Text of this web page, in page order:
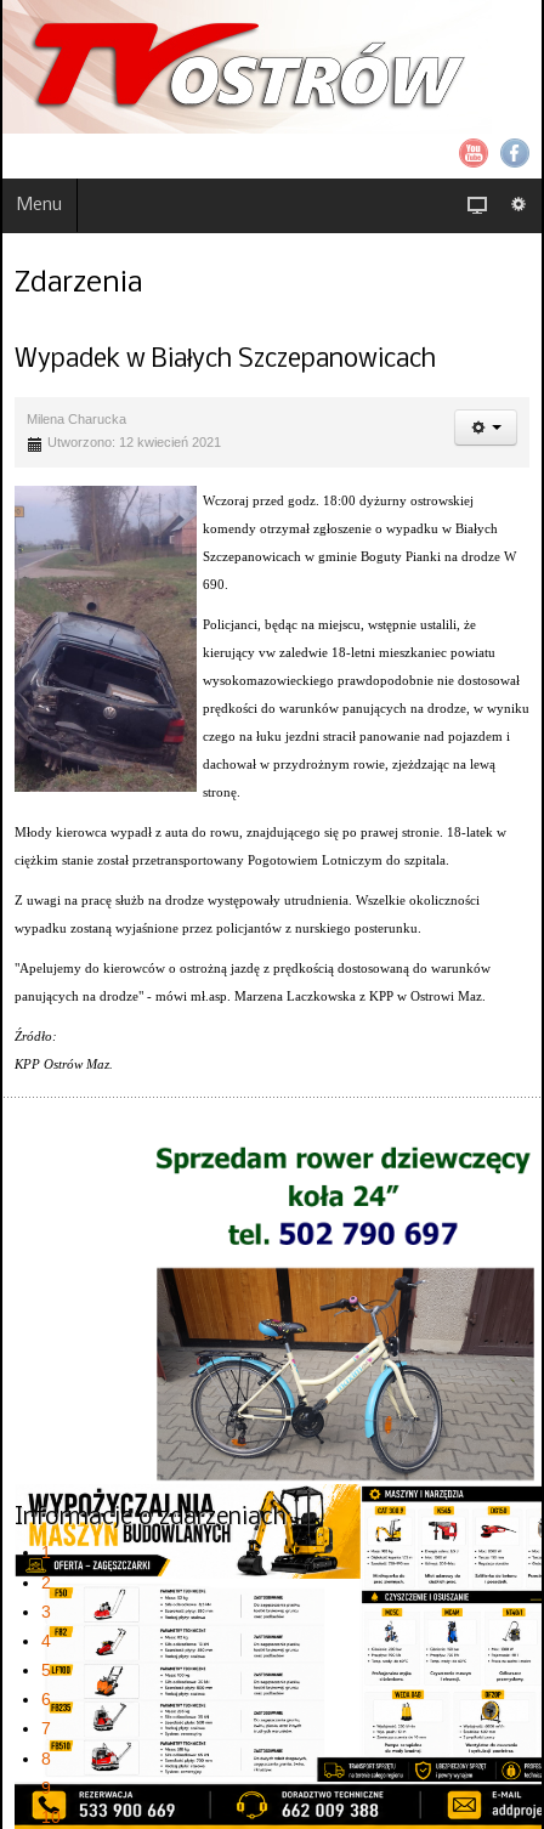
Menu
Zdarzenia
Wypadek w Białych Szczepanowicach
Milena Charucka
Utworzono: 12 kwiecień 2021
Wczoraj przed godz. 18:00 dyżurny ostrowskiej
komendy otrzymał zgłoszenie o wypadku w Białych
Szczepanowicach w gminie Boguty Pianki na drodze W
690.
Policjanci, będąc na miejscu, wstępnie ustalili, że
kierujący vw zaledwie 18-letni mieszkaniec powiatu
wysokomazowieckiego prawdopodobnie nie dostosował
prędkości do warunków panujących na drodze, w wyniku
czego na łuku jezdni stracił panowanie nad pojazdem i
dachował w przydrożnym rowie, zjeżdzając na lewą
stronę.
Młody kierowca wypadł z auta do rowu, znajdującego się po prawej stronie. 18-latek w
ciężkim stanie został przetransportowany Pogotowiem Lotniczym do szpitala.
Z uwagi na pracę służb na drodze występowały utrudnienia. Wszelkie okoliczności
wypadku zostaną wyjaśnione przez policjantów z nurskiego posterunku.
"Apelujemy do kierowców o ostrożną jazdę z prędkością dostosowaną do warunków
panujących na drodze" - mówi mł.asp. Marzena Laczkowska z KPP w Ostrowi Maz.
Źródło:
KPP Ostrów Maz.
Informacje o zdarzeniach
1
2
3
4
5
6
7
8
9
10